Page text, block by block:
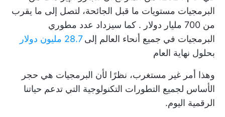
البرمجيات مستويات ما قبل الجائحة، لتصل إلى ما يقرب
من 700 مليار دولار
. كما سيزداد عدد مطوري
البرمجيات في جميع أنحاء العالم إلى28.7 مليون دولار
بحلول نهاية العام
وهذا أمر غير مستغرب، نظرًا لأن البرمجيات هي حجر
الأساس لجميع التطورات التكنولوجية التي تدعم حياتنا
الرقمية اليوم.